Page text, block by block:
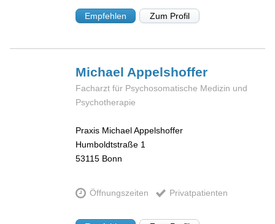
Empfehlen Zum Profil
Michael Appelshoffer
Facharzt für Psychosomatische Medizin und
Psychotherapie
Praxis Michael Appelshoffer
Humboldtstraße 1
53115 Bonn
Öffnungszeiten Privatpatienten